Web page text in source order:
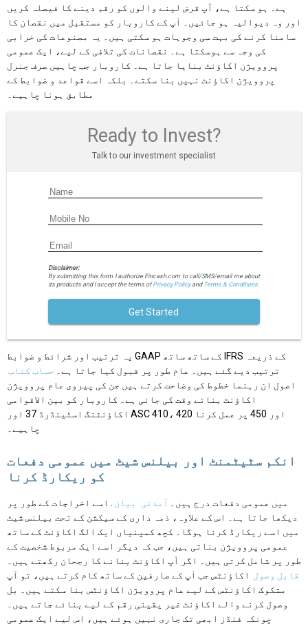
ہے۔ ہو سکتا ہے، آپ قرض لینے والوں کو رقم دینے کا فیصلہ کریں
اور وہ دیوالیہ ہو جائیں۔ آپ کے کاروبار کو مستقبل میں نقصان کا
سامنا کرنے کی بہت سی وجوہات ہو سکتی ہیں۔ یہ مصنوعات کی خرابی
کی وجہ سے ہوسکتا ہے۔ نقصانات کی تلافی کے لیے، ایک عمومی
پروویژن اکاؤنٹ بنایا جاتا ہے۔ کاروبار جب چاہیں صرف جنرل
پروویژن اکاؤنٹ نہیں بنا سکتے۔ بلکہ اسے قواعد و ضوابط کے
مطابق ہونا چاہیے۔
Ready to Invest?
Talk to our investment specialist
Disclaimer:
By submitting this form I authorize Fincash.com to call/SMS/email me about
its products and I accept the terms ofPrivacy Policyand Terms & Conditions.
Get Started
یہ ترتیب اور شرائط و ضوابط GAAP کے ساتھ ساتھ IFRS کے ذریعہ
ترتیب دیے گئے ہیں۔ عام طور پر قبول کیا جاتا ہے۔
حساب کتاب
اصول ان رہنما خطوط کی وضاحت کرتے ہیں جن کی پیروی عام پروویژن
اکاؤنٹ بناتے وقت کی جانی ہے۔ کاروبار کو بین الاقوامی
اکاؤنٹنگ اسٹینڈرڈ 37 اور ASC 410، 420 اور 450 پر عمل کرنا
چاہیے۔
انکم سٹیٹمنٹ اور بیلنس شیٹ میں عمومی دفعات
کو ریکارڈ کرنا
میں عمومی دفعات درج ہیں۔ آمدنی بیان
. اسے اخراجات کے طور پر
دیکھا جاتا ہے۔ اس کے علاوہ، ذمہ داری کے سیکشن کے تحت بیلنس شیٹ
میں اسے ریکارڈ کرنا ہوگا۔ کچھ کمپنیاں ایک الگ اکاؤنٹ کے ساتھ
عمومی پروویژن بناتی ہیں، جب کہ دیگر اسے ایک مربوط شخصیت کے
طور پر شامل کرتی ہیں۔ اگر آپ اکاؤنٹ بنانے کا رجحان رکھتے ہیں۔
قابل وصول اکاؤنٹس جب آپ کے صارفین کے ساتھ کام کرتے ہیں، تو آپ
مشکوک اکاؤنٹس کے لیے عام پروویژن اکاؤنٹس بنا سکتے ہیں۔ بل
وصول کرنے والے اکاؤنٹ غیر یقینی رقم کے لیے بنائے جاتے ہیں۔
چونکہ فنڈز ابھی تک جاری نہیں ہوئے ہیں، اس لیے ایک عمومی